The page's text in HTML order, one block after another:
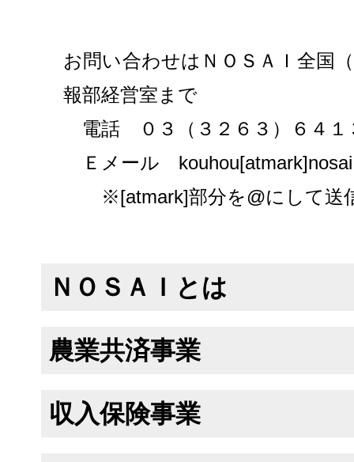
お問い合わせはＮＯＳＡＩ全国
報部経営室まで
電話 ０３（３２６３）６４１
Ｅメール
※[atmark]部分を@にして送
ＮＯＳＡＩとは
農業共済事業
収入保険事業